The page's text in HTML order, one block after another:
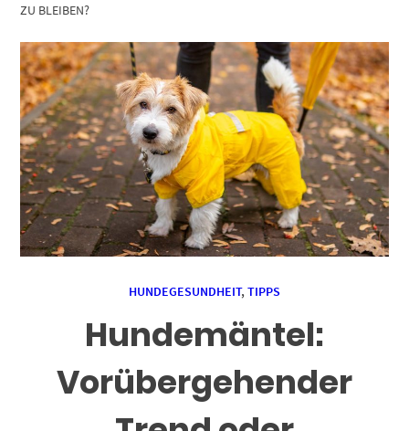
ZU BLEIBEN?
HUNDEGESUNDHEIT,TIPPS
Hundemäntel:
Vorübergehender